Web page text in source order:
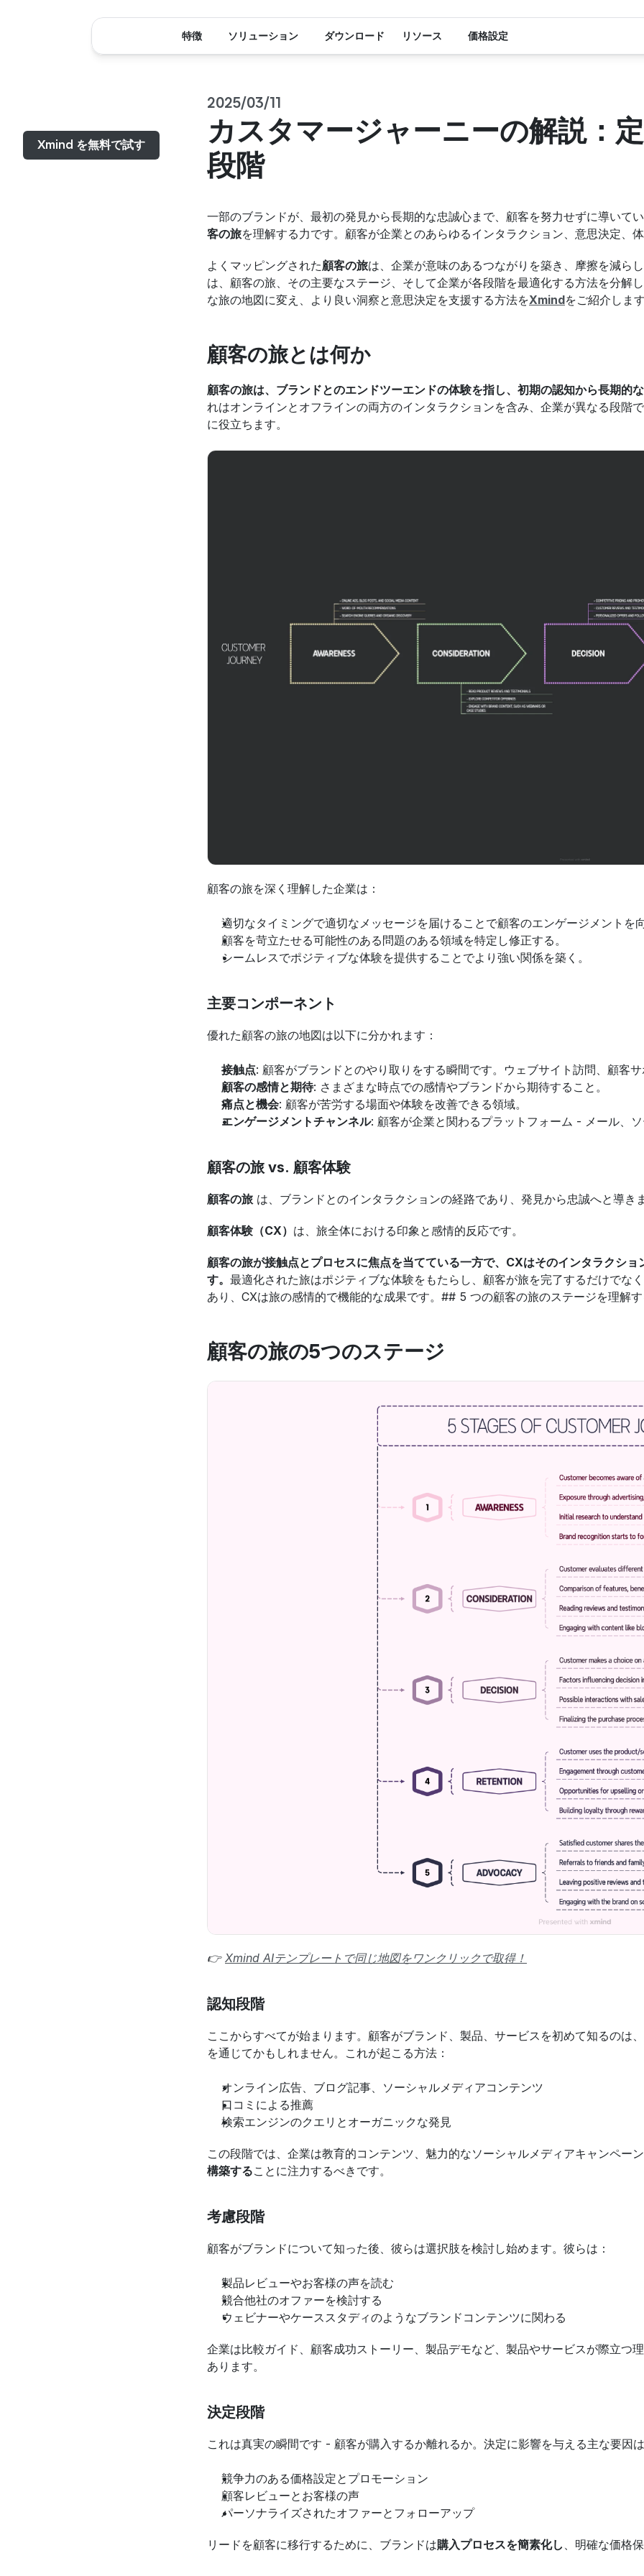
Xmind を無料で試す
2025/03/11
カスタマージャーニーの解説：
段階
一部のブランドが、最初の発見から長期的な忠誠心まで、顧客を努力せずに導いて
客の旅を理解する力です。顧客が企業とのあらゆるインタラクション、意思決定、
よくマッピングされた顧客の旅は、企業が意味のあるつながりを築き、摩擦を減ら
は、顧客の旅、その主要なステージ、そして企業が各段階を最適化する方法を分解
な旅の地図に変え、より良い洞察と意思決定を支援する方法をXmindをご紹介しま
顧客の旅とは何か
顧客の旅は、ブランドとのエンドツーエンドの体験を指し、初期の認知から長期的
れはオンラインとオフラインの両方のインタラクションを含み、企業が異なる段階
に役立ちます。
顧客の旅を深く理解した企業は：
適切なタイミングで適切なメッセージを届けることで顧客のエンゲージメントを
顧客を苛立たせる可能性のある問題のある領域を特定し修正する。
シームレスでポジティブな体験を提供することでより強い関係を築く。
主要コンポーネント
優れた顧客の旅の地図は以下に分かれます：
接触点: 顧客がブランドとのやり取りをする瞬間です。ウェブサイト訪問、顧客
顧客の感情と期待: さまざまな時点での感情やブランドから期待すること。
痛点と機会: 顧客が苦労する場面や体験を改善できる領域。
エンゲージメントチャンネル: 顧客が企業と関わるプラットフォーム - メール、
顧客の旅 vs. 顧客体験
顧客の旅 は、ブランドとのインタラクションの経路であり、発見から忠誠へと導き
顧客体験（CX） は、旅全体における印象と感情的反応です。
顧客の旅が接触点とプロセスに焦点を当てている一方で、CXはそのインタラクシ
す。 最適化された旅はポジティブな体験をもたらし、顧客が旅を完了するだけでな
あり、CXは旅の感情的で機能的な成果です。## 5 つの顧客の旅のステージを理解
顧客の旅の5つのステージ
👉 Xmind AIテンプレートで同じ地図をワンクリックで取得！
認知段階
ここからすべてが始まります。顧客がブランド、製品、サービスを初めて知るのは
を通じてかもしれません。これが起こる方法：
オンライン広告、ブログ記事、ソーシャルメディアコンテンツ
口コミによる推薦
検索エンジンのクエリとオーガニックな発見
この段階では、企業は教育的コンテンツ、魅力的なソーシャルメディアキャンペー
構築することに注力するべきです。
考慮段階
顧客がブランドについて知った後、彼らは選択肢を検討し始めます。彼らは：
製品レビューやお客様の声を読む
競合他社のオファーを検討する
ウェビナーやケーススタディのようなブランドコンテンツに関わる
企業は比較ガイド、顧客成功ストーリー、製品デモなど、製品やサービスが際立つ
あります。
決定段階
これは真実の瞬間です - 顧客が購入するか離れるか。決定に影響を与える主な要因
競争力のある価格設定とプロモーション
顧客レビューとお客様の声
パーソナライズされたオファーとフォローアップ
リードを顧客に移行するために、ブランドは購入プロセスを簡素化し 、明確な価格
特徴 ソリューション ダウンロード リソース 価格設定